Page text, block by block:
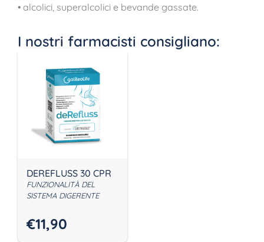
• alcolici, superalcolici e bevande gassate.
I nostri farmacisti consigliano:
DEREFLUSS 30 CPR
FUNZIONALITÀ DEL
SISTEMA DIGERENTE
€11,90